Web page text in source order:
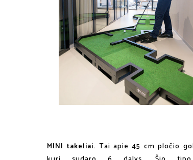
MINI takeliai. Tai apie 45 cm pločio